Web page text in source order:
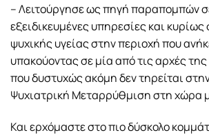
– Λειτούργησε ως πηγή παραπομπών
εξειδικευμένες υπηρεσίες και
ψυχικής υγείας στην περιοχή που
υπακούοντας σε μία από τις αρχές
που δυστυχώς ακόμη δεν τηρείται
Ψυχιατρική Μεταρρύθμιση στη χώρα
Και ερχόμαστε στο πιο δύσκολο